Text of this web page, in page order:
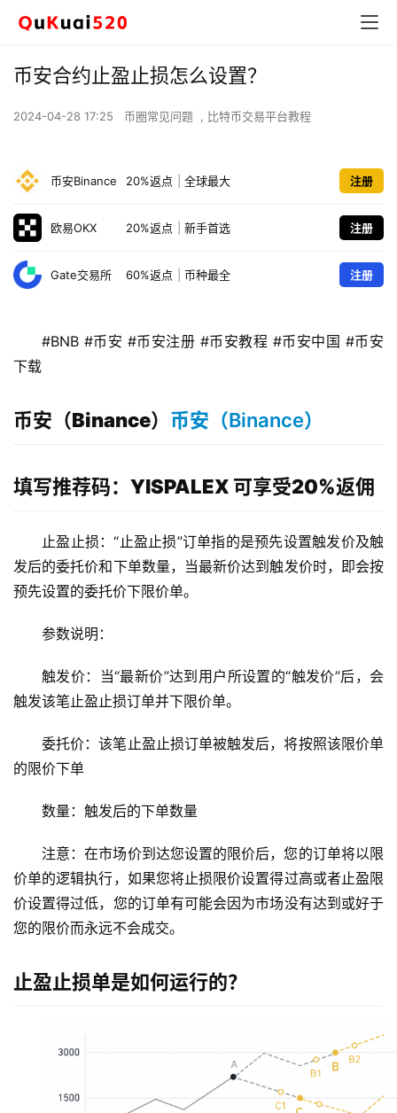
币安合约止盈止损怎么设置？
2024-04-28 17:25 币圈常见问题 , 比特币交易平台教程
币安Binance 20%返点 全球最大 注册
欧易OKX 20%返点 新手首选 注册
Gate交易所 60%返点 币种最全 注册
#BNB #币安 #币安注册 #币安教程 #币安中国 #币安
下载
币安（Binance） 币安（Binance）
填写推荐码：YISPALEX 可享受20%返佣
止盈止损：“止盈止损”订单指的是预先设置触发价及触
发后的委托价和下单数量，当最新价达到触发价时，即会按
预先设置的委托价下限价单。
参数说明：
触发价：当“最新价”达到用户所设置的“触发价”后，会
触发该笔止盈止损订单并下限价单。
委托价：该笔止盈止损订单被触发后，将按照该限价单
的限价下单
数量：触发后的下单数量
注意：在市场价到达您设置的限价后，您的订单将以限
价单的逻辑执行，如果您将止损限价设置得过高或者止盈限
价设置得过低，您的订单有可能会因为市场没有达到或好于
您的限价而永远不会成交。
止盈止损单是如何运行的？